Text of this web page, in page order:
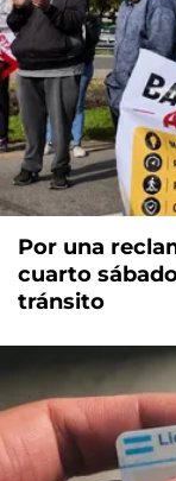
Por una
cuarto
tránsito